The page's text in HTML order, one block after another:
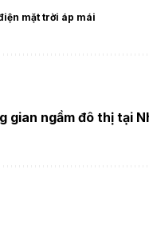
mặt trời áp mái
gian ngầm đô thị tại